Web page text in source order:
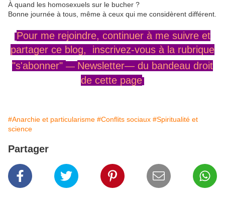
À quand les homosexuels sur le bucher ?
Bonne journée à tous, même à ceux qui me considèrent différent.
Pour me rejoindre, continuer à me suivre et
partager ce blog, inscrivez-vous à la rubrique
"s'abonner" — Newsletter— du bandeau droit
de cette page
#Anarchie et particularisme #Conflits sociaux #Spiritualité et
science
Partager